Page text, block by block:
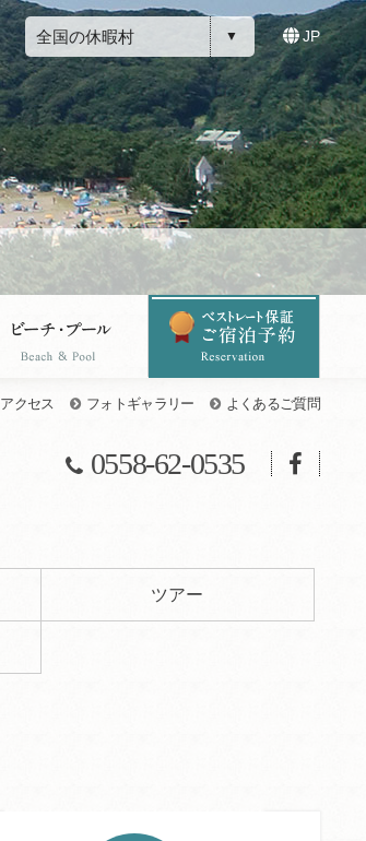
全国の休暇村 JP
アクセス フォトギャラリー よくあるご質問
0558-62-0535
ツアー